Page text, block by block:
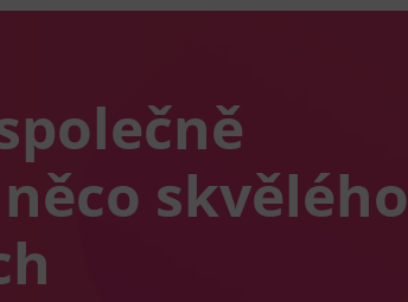
skvělého